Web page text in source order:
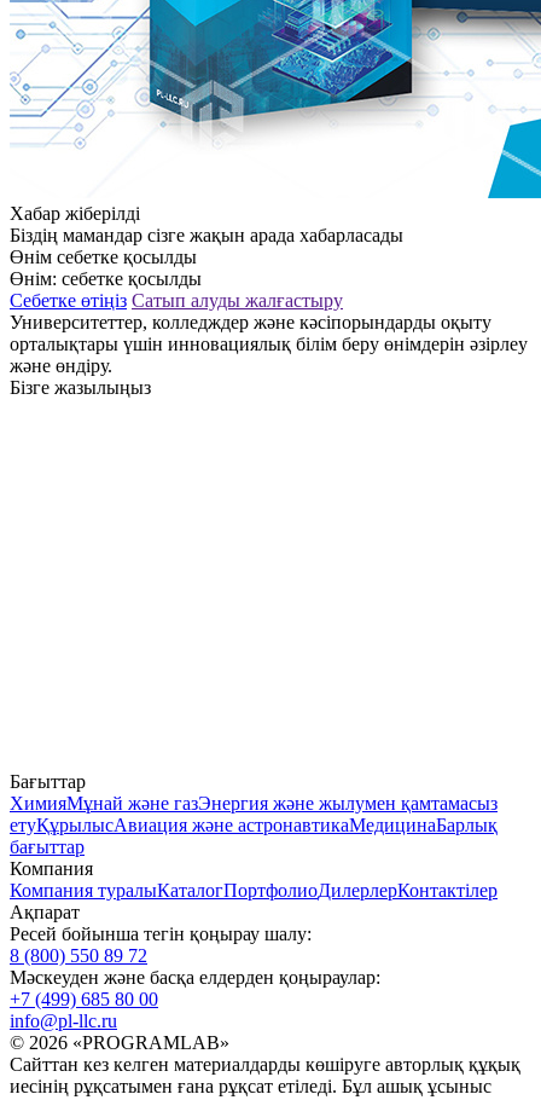
Хабар жіберілді
Біздің мамандар сізге жақын арада хабарласады
Өнім себетке қосылды
Өнім: себетке қосылды
Себетке өтіңіз Сатып алуды жалғастыру
Университеттер, колледждер және кәсіпорындарды оқыту
орталықтары үшін инновациялық білім беру өнімдерін әзірлеу
және өндіру.
Бізге жазылыңыз
Бағыттар
ХимияМұнай және газЭнергия және жылумен қамтамасыз
етуҚұрылысАвиация және астронавтикаМедицинаБарлық
бағыттар
Компания
Компания туралыКаталогПортфолиоДилерлерКонтактілер
Ақпарат
Ресей бойынша тегін қоңырау шалу:
8 (800) 550 89 72
Мәскеуден және басқа елдерден қоңыраулар:
+7 (499) 685 80 00
info@pl-llc.ru
© 2026 «PROGRAMLAB»
Сайттан кез келген материалдарды көшіруге авторлық құқық
иесінің рұқсатымен ғана рұқсат етіледі. Бұл ашық ұсыныс